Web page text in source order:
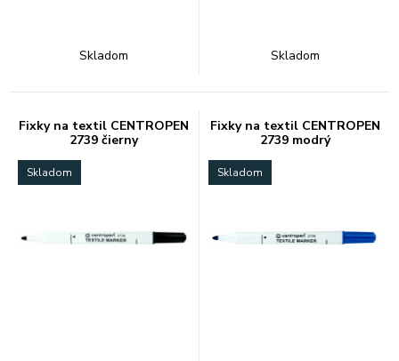
Skladom Skladom
Fixky na textil CENTROPEN
2739 čierny
Skladom
Fixky na textil CENTROPEN
2739 modrý
Skladom